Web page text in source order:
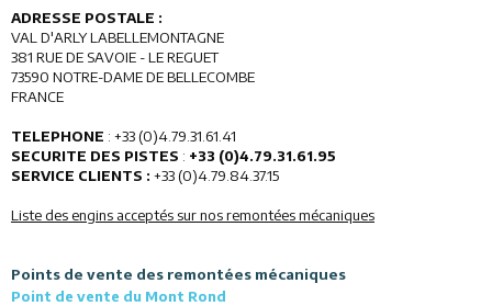
ADRESSE POSTALE :
VAL D'ARLY LABELLEMONTAGNE
381 RUE DE SAVOIE - LE REGUET
73590 NOTRE-DAME DE BELLECOMBE
FRANCE
TELEPHONE : +33 (0)4.79.31.61.41
SECURITE DES PISTES : +33 (0)4.79.31.61.95
SERVICE CLIENTS : +33 (0)4.79.84.37.15
Liste des engins acceptés sur nos remontées mécaniques
Points de vente des remontées mécaniques
Point de vente du Mont Rond